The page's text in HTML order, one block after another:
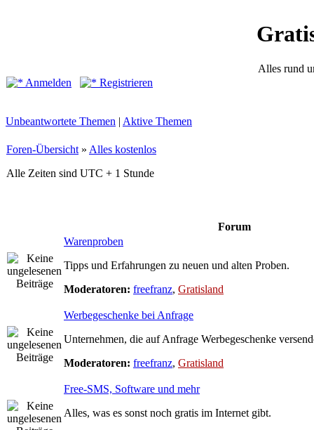
Alles rund
Anmelden
Registrieren
Unbeantwortete Themen | Aktive Themen
Foren-Übersicht » Alles kostenlos
Alle Zeiten sind UTC + 1 Stunde
Forum
Warenproben
Tipps und Erfahrungen zu neuen und alten Proben.
Moderatoren: freefranz, Gratisland
Werbegeschenke bei Anfrage
Unternehmen, die auf Anfrage Werbegeschenke
Moderatoren: freefranz, Gratisland
Free-SMS, Software und mehr
Alles, was es sonst noch gratis im Internet gibt.